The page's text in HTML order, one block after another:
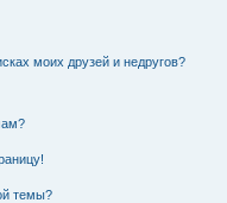
моих друзей и недругов?
темы?